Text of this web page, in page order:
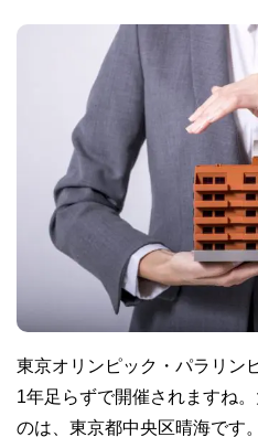
東京オリンピック・パラリン
1年足らずで開催されますね
のは、東京都中央区晴海です